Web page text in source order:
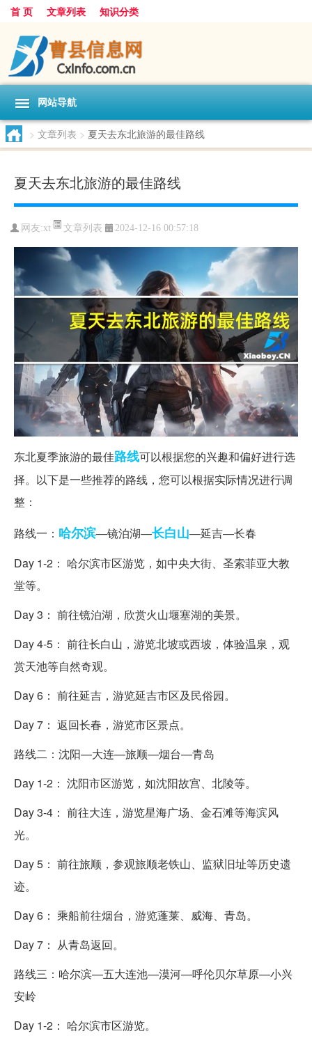
首 页 文章列表 知识分类
网站导航
> 文章列表 > 夏天去东北旅游的最佳路线
夏天去东北旅游的最佳路线
网友:xt 文章列表 2024-12-16 00:57:18
东北夏季旅游的最佳路线可以根据您的兴趣和偏好进行选
择。以下是一些推荐的路线，您可以根据实际情况进行调
整：
路线一： 哈尔滨—镜泊湖—长白山—延吉—长春
Day 1-2： 哈尔滨市区游览，如中央大街、圣索菲亚大教
堂等。
Day 3： 前往镜泊湖，欣赏火山堰塞湖的美景。
Day 4-5： 前往长白山，游览北坡或西坡，体验温泉，观
赏天池等自然奇观。
Day 6： 前往延吉，游览延吉市区及民俗园。
Day 7： 返回长春，游览市区景点。
路线二：沈阳—大连—旅顺—烟台—青岛
Day 1-2： 沈阳市区游览，如沈阳故宫、北陵等。
Day 3-4： 前往大连，游览星海广场、金石滩等海滨风
光。
Day 5： 前往旅顺，参观旅顺老铁山、监狱旧址等历史遗
迹。
Day 6： 乘船前往烟台，游览蓬莱、威海、青岛。
Day 7： 从青岛返回。
路线三：哈尔滨—五大连池—漠河—呼伦贝尔草原—小兴
安岭
Day 1-2： 哈尔滨市区游览。